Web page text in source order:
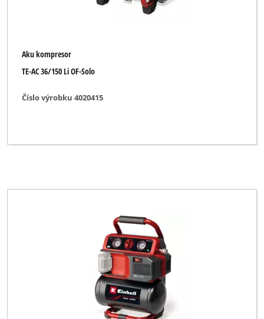
Aku kompresor
TE-AC 36/150 Li OF-Solo
Číslo výrobku 4020415